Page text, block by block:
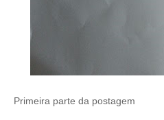
Primeira parte da postagem